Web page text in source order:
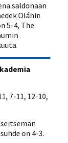
saldonaan
Oláhin
5-4, The
7-11, 12-10,
on 4-3.